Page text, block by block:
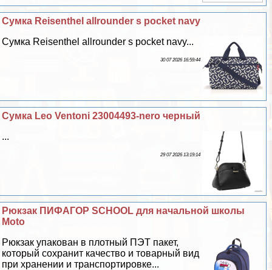
Сумка Reisenthel allrounder s pocket navy
Сумка Reisenthel allrounder s pocket navy...
30 07 2026 16:59:44
Сумка Leo Ventoni 23004493-nero черный
...
29 07 2026 13:19:14
Рюкзак ПИФАГОР SCHOOL для начальной школы
Moto
Рюкзак упакован в плотный ПЭТ пакет,
который сохранит качество и товарный вид
при хранении и трaнcпортировке...